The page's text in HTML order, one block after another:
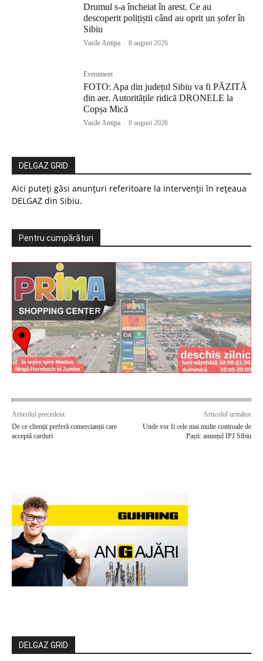
Drumul s-a încheiat în arest. Ce au
descoperit polițiștii când au oprit un șofer în
Sibiu
Vasile Antipa - 8 august 2026
Eveniment
FOTO: Apa din județul Sibiu va fi PĂZITĂ
din aer. Autoritățile ridică DRONELE la
Copșa Mică
Vasile Antipa - 8 august 2026
DELGAZ GRID
Aici puteți găsi anunțuri referitoare la intervenții în rețeaua
DELGAZ din Sibiu.
Pentru cumpărături
Articolul precedent
De ce clienții preferă comercianții care
acceptă carduri
Articolul următor
Unde vor fi cele mai multe controale de
Paști: anunțul IPJ Sibiu
DELGAZ GRID